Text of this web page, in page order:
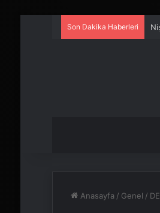
Son Dakika Haberleri
Anasayfa / Genel /